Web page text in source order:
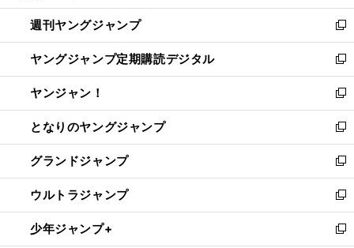
開
く
ウ
で
開
く
ン
ド
ウ
で
開
く
ウ
ィ
ン
ド
ウ
で
開
く
週刊ヤングジャンプ
新
し
い
ウ
ィ
ン
ド
ウ
で
開
く
ヤングジャンプ定期購読デジタル
新
し
い
ウ
ィ
ン
ド
ウ
で
開
く
ヤンジャン！
新
し
い
ウ
ィ
ン
ド
ウ
で
となりのヤングジャンプ
新
し
い
ウ
ィ
ン
ド
グランドジャンプ
新
し
い
ウ
ィ
ウルトラジャンプ
新
し
い
少年ジャンプ+
新